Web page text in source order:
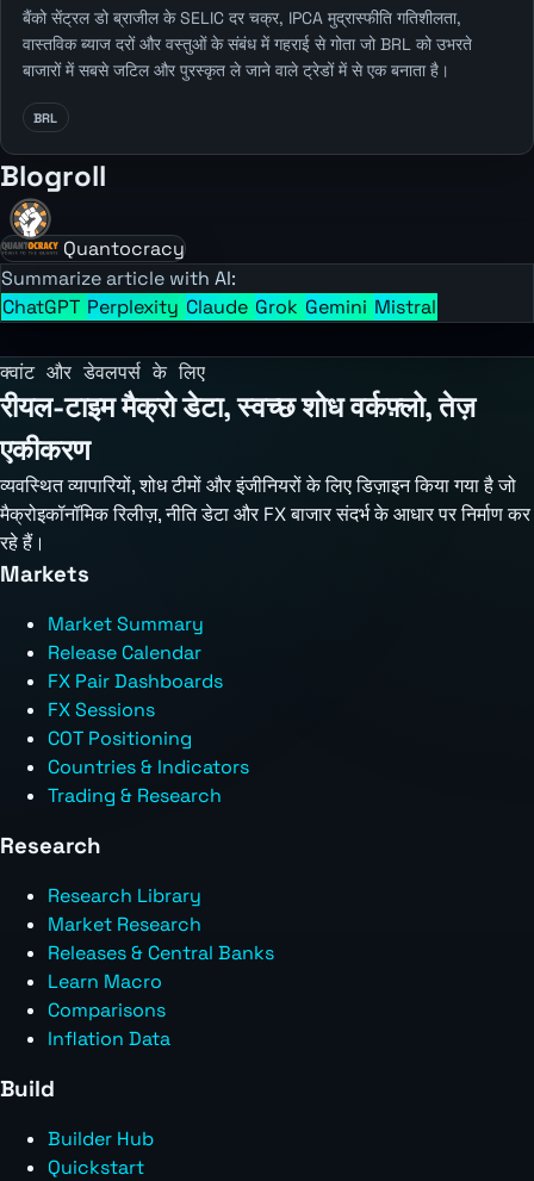
बैंको सेंट्रल डो ब्राजील के SELIC दर चक्र, IPCA मुद्रास्फीति गतिशीलता,
वास्तविक ब्याज दरों और वस्तुओं के संबंध में गहराई से गोता जो BRL को उभरते
बाजारों में सबसे जटिल और पुरस्कृत ले जाने वाले ट्रेडों में से एक बनाता है।
BRL
Blogroll
Quantocracy
Summarize article with AI:
ChatGPT Perplexity Claude Grok Gemini Mistral
क्वांट और डेवलपर्स के लिए
रीयल-टाइम मैक्रो डेटा, स्वच्छ शोध वर्कफ़्लो, तेज़
एकीकरण
व्यवस्थित व्यापारियों, शोध टीमों और इंजीनियरों के लिए डिज़ाइन किया गया है जो
मैक्रोइकॉनॉमिक रिलीज़, नीति डेटा और FX बाजार संदर्भ के आधार पर निर्माण कर
रहे हैं।
Markets
Market Summary
Release Calendar
FX Pair Dashboards
FX Sessions
COT Positioning
Countries & Indicators
Trading & Research
Research
Research Library
Market Research
Releases & Central Banks
Learn Macro
Comparisons
Inflation Data
Build
Builder Hub
Quickstart